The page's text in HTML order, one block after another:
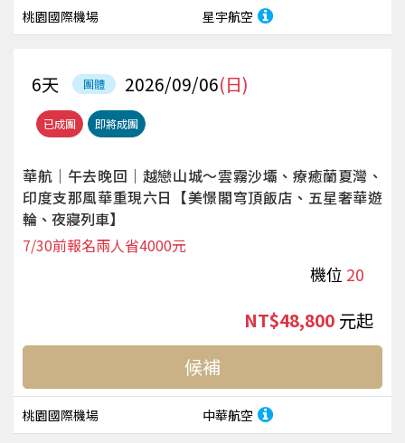
桃園國際機場 星宇航空
已成團 即將成團
團體 2026/09/06(日)
6天
華航｜午去晚回｜越戀山城～雲霧沙壩、療癒蘭夏灣、
印度支那風華重現六日【美憬閣穹頂飯店、五星奢華遊
輪、夜寢列車】
機位 20
7/30前報名兩人省4000元
桃園國際機場 中華航空
NT$48,800 起
候補